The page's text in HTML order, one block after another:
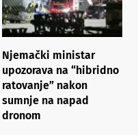
Njemački ministar
upozorava na “hibridno
ratovanje” nakon
sumnje na napad
dronom